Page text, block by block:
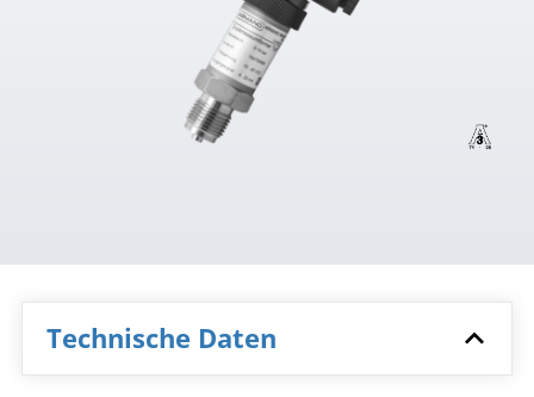
Technische Daten